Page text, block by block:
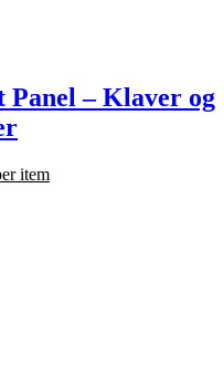
– Klaver og
item